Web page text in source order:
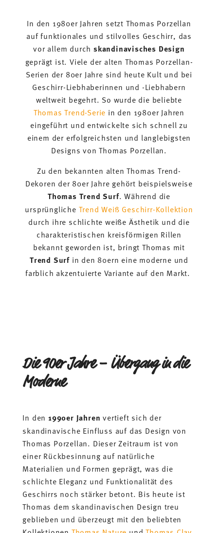
In den 1980er Jahren setzt Thomas Porzellan
auf funktionales und stilvolles Geschirr, das
vor allem durchskandinavisches Design
geprägt ist. Viele der alten Thomas Porzellan-
Serien der 80er Jahre sind heute Kult und bei
Geschirr-Liebhaberinnen und -Liebhabern
weltweit begehrt. So wurde die beliebte
Thomas Trend-Serie in den 1980er Jahren
eingeführt und entwickelte sich schnell zu
einem der erfolgreichsten und langlebigsten
Designs von Thomas Porzellan.
Zu den bekannten alten Thomas Trend-
Dekoren der 80er Jahre gehört beispielsweise
Thomas Trend Surf. Während die
ursprüngliche Trend Weiß Geschirr-Kollektion
durch ihre schlichte weiße Ästhetik und die
charakteristischen kreisförmigen Rillen
bekannt geworden ist, bringt Thomas mit
Trend Surfin den 80ern eine moderne und
farblich akzentuierte Variante auf den Markt.
Die 90er Jahre – Übergang in die
Moderne
In den 1990er Jahren vertieft sich der
skandinavische Einfluss auf das Design von
Thomas Porzellan. Dieser Zeitraum ist von
einer Rückbesinnung auf natürliche
Materialien und Formen geprägt, was die
schlichte Eleganz und Funktionalität des
Geschirrs noch stärker betont. Bis heute ist
Thomas dem skandinavischen Design treu
geblieben und überzeugt mit den beliebten